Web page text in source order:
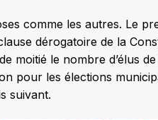
comme les autres. Le
dérogatoire de la
moitié le nombre d’élus
pour les élections
suivant.